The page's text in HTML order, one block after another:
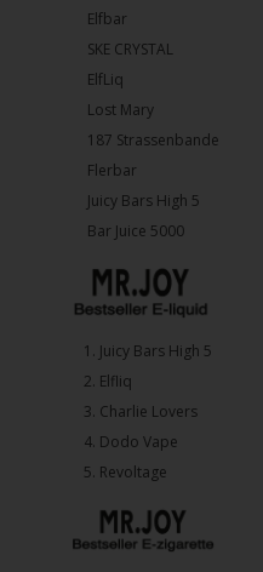
Elfbar
SKE CRYSTAL
ElfLiq
Lost Mary
187 Strassenbande
Flerbar
Juicy Bars High 5
Bar Juice 5000
1.⁠ ⁠Juicy Bars High 5
2.⁠ ⁠⁠Elfliq
3.⁠ ⁠⁠Charlie Lovers
4.⁠ ⁠⁠Dodo Vape
5. ⁠Revoltage